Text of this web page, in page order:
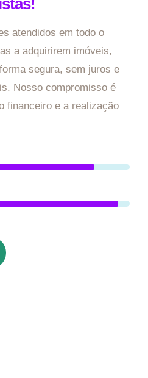
atendidos em todo o
a adquirirem imóveis,
segura, sem juros e
Nosso compromisso é
financeiro e a realização